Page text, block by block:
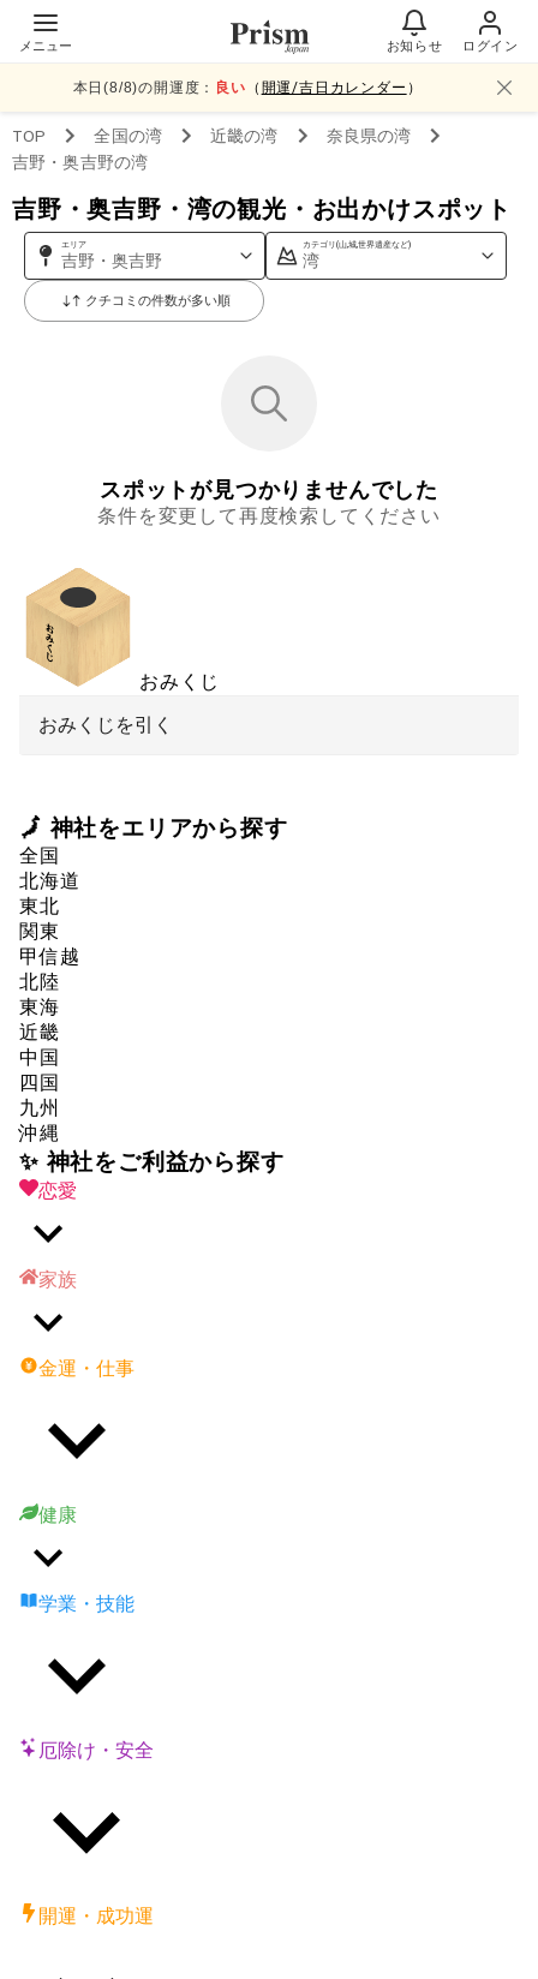
メニュー お知らせ ログイン
本日(8/8)の開運度： 良い （ 開運/吉日カレンダー ）
TOP 全国の湾 近畿の湾 奈良県の湾
吉野・奥吉野の湾
吉野・奥吉野・湾の観光・お出かけスポット
エリア
吉野・奥吉野
カテゴリ(山,城,世界遺産など)
湾
クチコミの件数が多い順
スポットが見つかりませんでした
条件を変更して再度検索してください
おみくじ
おみくじを引く
🗾 神社をエリアから探す
全国
北海道
東北
関東
甲信越
北陸
東海
近畿
中国
四国
九州
沖縄
✨ 神社をご利益から探す
恋愛
家族
金運・仕事
健康
学業・技能
厄除け・安全
開運・成功運